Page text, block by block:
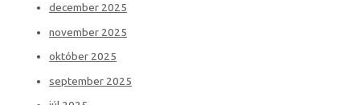
december 2025
november 2025
október 2025
september 2025